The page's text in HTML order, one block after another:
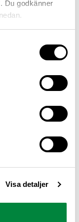
Du godkänner
Visa detaljer